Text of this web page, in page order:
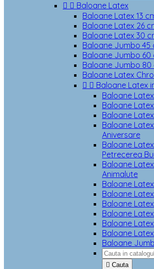
  Baloane Latex
Baloane Latex 13
Baloane Latex 26
Baloane Latex 30
Baloane Jumbo 45
Baloane Jumbo 60
Baloane Jumbo 80
Baloane Latex
  Baloane Latex
Baloane
Baloane
Baloane
Baloane
Aniversare
Baloane
Petrecerea
Baloane
Animalute
Baloane
Baloane
Baloane
Baloane
Baloane
Baloane
Baloane
 Cauta